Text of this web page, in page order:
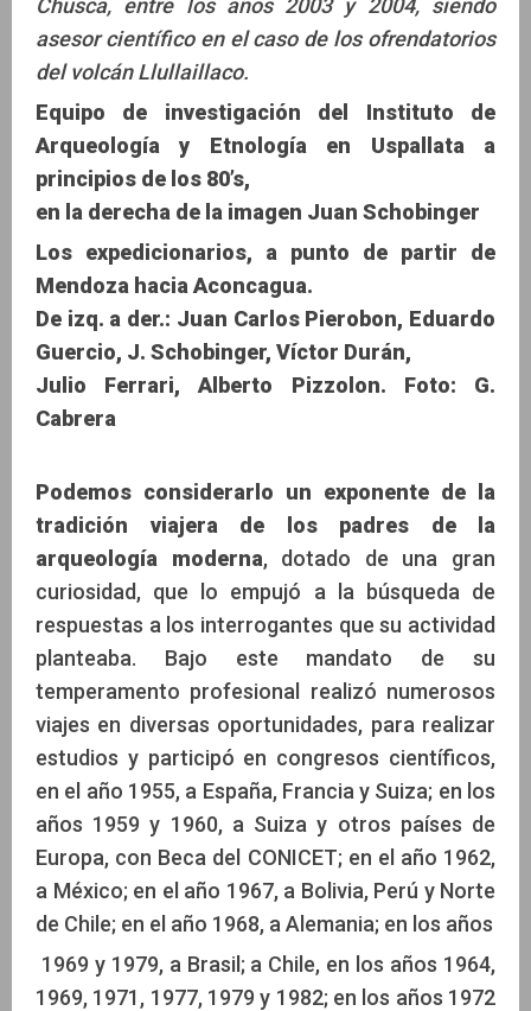
Chusca, entre los años 2003 y 2004, siendo
asesor científico en el caso de los ofrendatorios
del volcán Llullaillaco.
Equipo de investigación del Instituto de
Arqueología y Etnología en Uspallata a
principios de los 80’s,
en la derecha de la imagen Juan Schobinger
Los expedicionarios, a punto de partir de
Mendoza hacia Aconcagua.
De izq. a der.: Juan Carlos Pierobon, Eduardo
Guercio, J. Schobinger, Víctor Durán,
Julio Ferrari, Alberto Pizzolon. Foto: G.
Cabrera
Podemos considerarlo un exponente de la
tradición viajera
de los padres de la
arqueología moderna, dotado de una gran
curiosidad, que lo empujó a la búsqueda de
respuestas a los interrogantes que su actividad
planteaba. Bajo este mandato de su
temperamento profesional realizó numerosos
viajes en diversas oportunidades, para realizar
estudios y participó en congresos científicos,
en el año 1955, a España, Francia y Suiza; en los
años 1959 y 1960, a Suiza y otros países de
Europa, con Beca del CONICET; en el año 1962,
a México; en el año 1967, a Bolivia, Perú y Norte
de Chile; en el año 1968, a Alemania; en los años
1969 y 1979, a Brasil; a Chile, en los años 1964,
1969, 1971, 1977, 1979 y 1982; en los años 1972